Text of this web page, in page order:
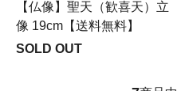
【仏像】聖天（歓喜天）立
像 19cm【送料無料】
SOLD OUT